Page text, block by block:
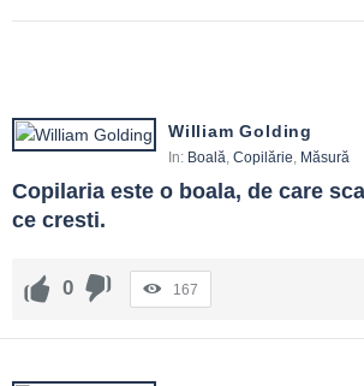
William Golding
In: Boală, Copilărie, Măsură
Copilaria este o boala, de care
ce cresti.
0 167